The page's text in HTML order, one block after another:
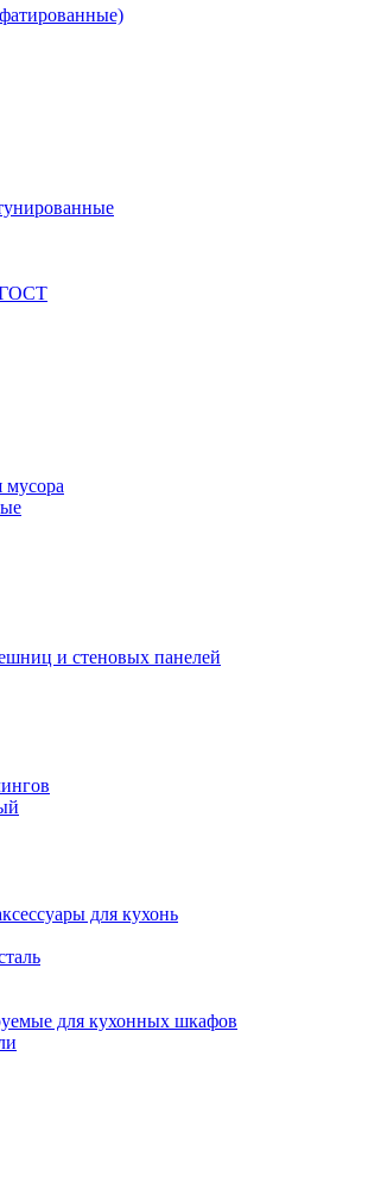
ГОСТ
мусора
и стеновых панелей
для кухонь
для кухонных шкафов